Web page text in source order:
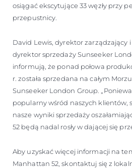
osiągać ekscytujące 33 węzły przy
przepustnicy.
David Lewis, dyrektor zarządzający
dyrektor sprzedaży Sunseeker
informują, że ponad połowa
r. została sprzedana na całym
Sunseeker London Group.
popularny wśród naszych klientów,
nasze wyniki sprzedaży
52 będą nadal rosły w dającej się
Aby uzyskać więcej informacji na
Manhattan 52, skontaktuj się z